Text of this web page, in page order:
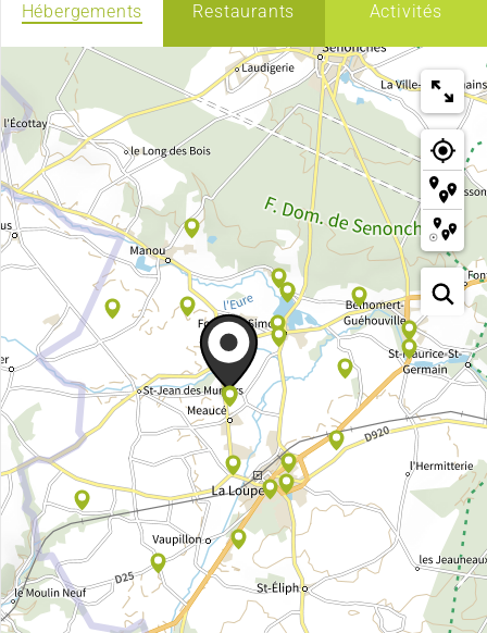
Hébergements Restaurants Activités